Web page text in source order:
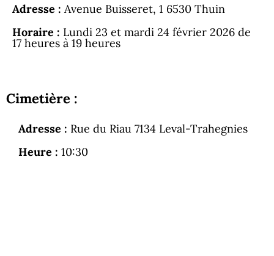
Adresse : Avenue Buisseret, 1 6530 Thuin
Horaire : Lundi 23 et mardi 24 février 2026 de
17 heures à 19 heures
Cimetière :
Adresse : Rue du Riau 7134 Leval-Trahegnies
Heure : 10:30